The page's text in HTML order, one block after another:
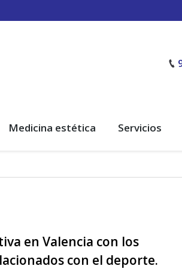
Medicina estética Servicios
en Valencia con los
con el deporte.